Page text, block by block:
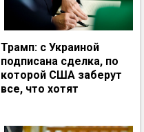
Трамп: с Украиной
подписана сделка, по
которой США заберут
все, что хотят